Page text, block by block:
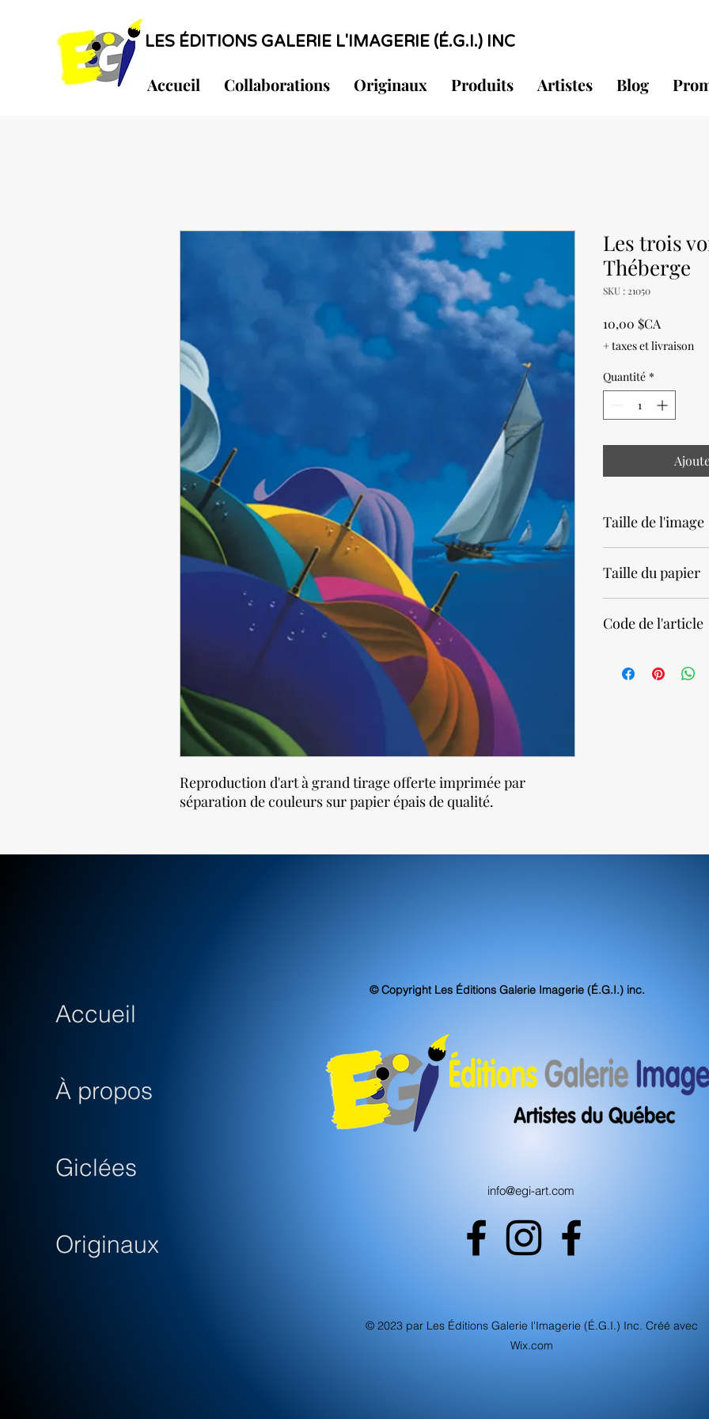
LES ÉDITIONS GALERIE L'IMAGERIE (É.G.I.) INC
Accueil Collaborations Originaux Produits Artistes Blog
Reproduction d'art à grand tirage offerte imprimée par
séparation de couleurs sur papier épais de qualité.
Les trois
Théberge
SKU : 21050
10,00 $CA
+ taxes et livraison
Quantité *
Taille de l'image
Taille du papier
Code de l'article
Accueil
À propos
Giclées
Originaux
© Copyright Les Éditions Galerie Imagerie (É.G.I.) inc.
info@egi-art.com
© 2023 par Les Éditions Galerie l'Imagerie (É.G.I.) Inc. Créé avec
Wix.com